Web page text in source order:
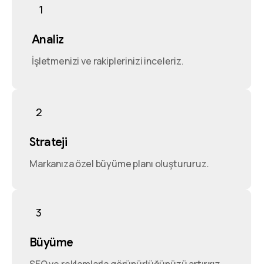
1
Analiz
İşletmenizi ve rakiplerinizi inceleriz.
2
Strateji
Markanıza özel büyüme planı oluştururuz.
3
Büyüme